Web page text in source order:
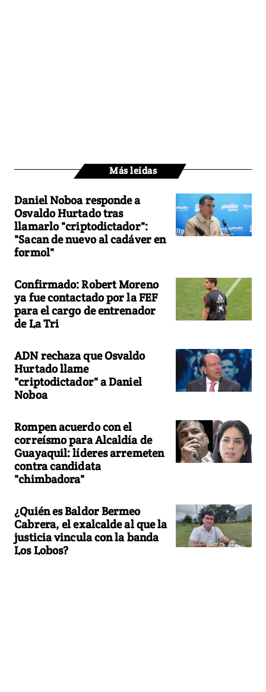
Más leídas
Daniel Noboa responde a
Osvaldo Hurtado tras
llamarlo "criptodictador":
"Sacan de nuevo al cadáver en
formol"
Confirmado: Robert Moreno
ya fue contactado por la FEF
para el cargo de entrenador
de La Tri
ADN rechaza que Osvaldo
Hurtado llame
"criptodictador" a Daniel
Noboa
Rompen acuerdo con el
correísmo para Alcaldía de
Guayaquil: líderes arremeten
contra candidata
"chimbadora"
¿Quién es Baldor Bermeo
Cabrera, el exalcalde al que la
justicia vincula con la banda
Los Lobos?